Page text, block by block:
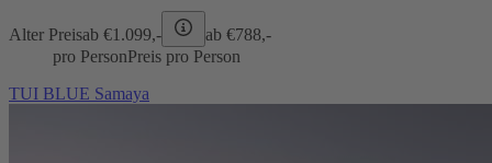
Alter Preisab €1.099,- ab €788,-
pro PersonPreis pro Person
TUI BLUE Samaya